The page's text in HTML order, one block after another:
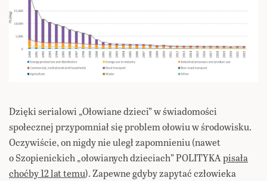
Dzięki serialowi „Ołowiane dzieci” w świadomości
społecznej przypomniał się problem ołowiu w środowisku.
Oczywiście, on nigdy nie uległ zapomnieniu (nawet
o Szopienickich „ołowianych dzieciach” POLITYKApisała
choćby 12 lat temu). Zapewne gdyby zapytać człowieka